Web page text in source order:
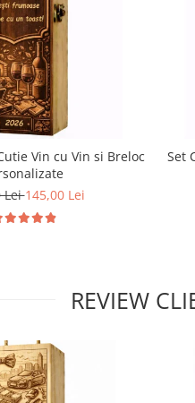
Vin cu Vin si Breloc
Lei145,00 Lei
Set
REVIEW